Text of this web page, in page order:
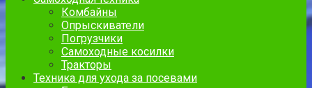
Комбайны
Опрыскиватели
Погрузчики
Самоходные косилки
Тракторы
Техника для ухода за посевами